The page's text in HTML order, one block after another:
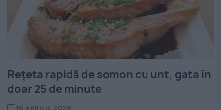
Rețeta rapidă de somon cu unt, gata în
doar 25 de minute
16 APRILIE 2026